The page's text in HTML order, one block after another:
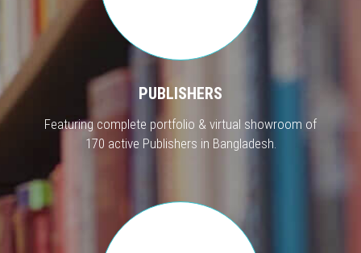
PUBLISHERS
Featuring complete portfolio & virtual showroom of
170 active Publishers in Bangladesh.